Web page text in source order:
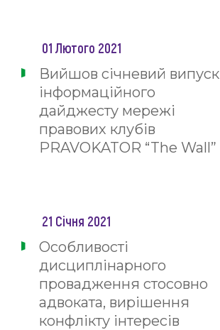
01 Лютого 2021
Вийшов січневий випуск
інформаційного
дайджесту мережі
правових клубів
PRAVOKATOR “The Wall”
21 Січня 2021
Особливості
дисциплінарного
провадження стосовно
адвоката, вирішення
конфлікту інтересів